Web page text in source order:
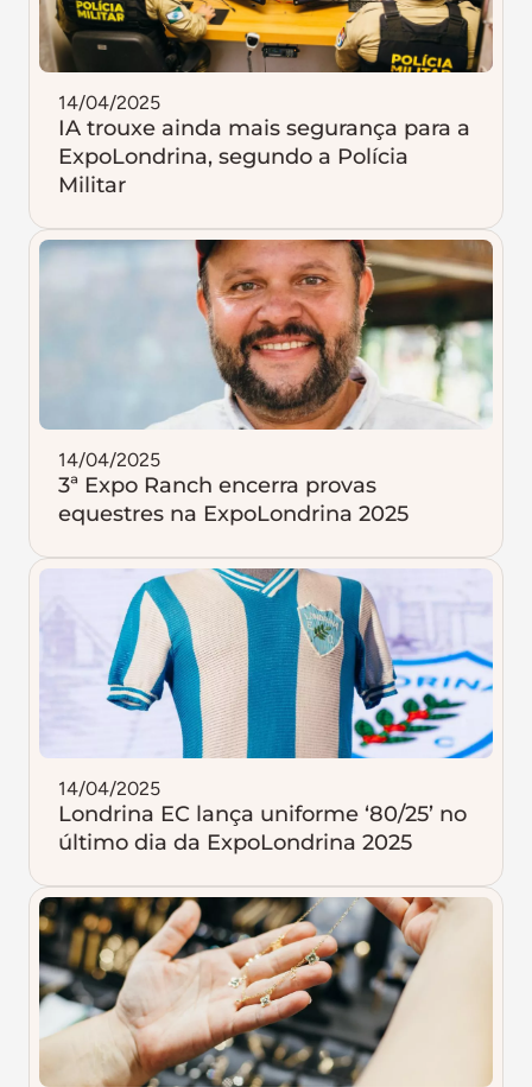
14/04/2025
IA trouxe ainda mais segurança para a
ExpoLondrina, segundo a Polícia
Militar
14/04/2025
3ª Expo Ranch encerra provas
equestres na ExpoLondrina 2025
14/04/2025
Londrina EC lança uniforme ‘80/25’ no
último dia da ExpoLondrina 2025